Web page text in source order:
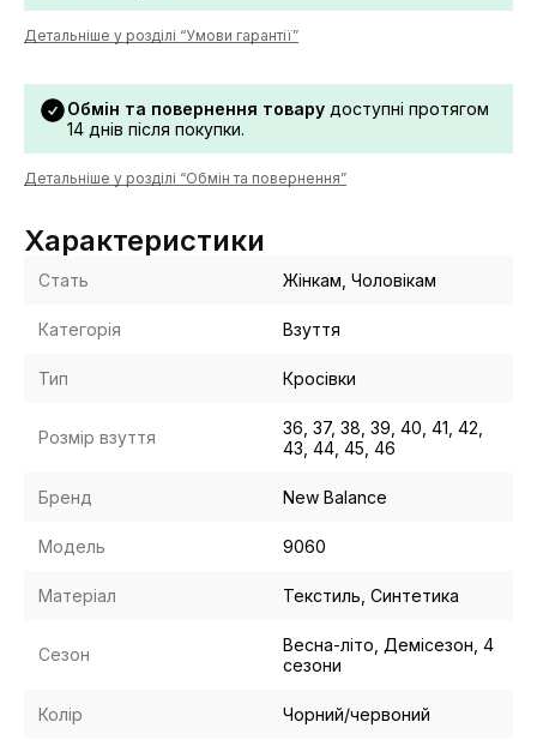
Детальніше у розділі “Умови гарантії”
Обмін та повернення товару доступні протягом
14 днів після покупки.
Детальніше у розділі “Обмін та повернення”
Характеристики
Стать Жінкам, Чоловікам
Категорія Взуття
Тип Кросівки
Розмір взуття
36, 37, 38, 39, 40, 41, 42,
43, 44, 45, 46
Бренд New Balance
Модель 9060
Матеріал Текстиль, Синтетика
Сезон
Весна-літо, Демісезон, 4
сезони
Колір Чорний/червоний